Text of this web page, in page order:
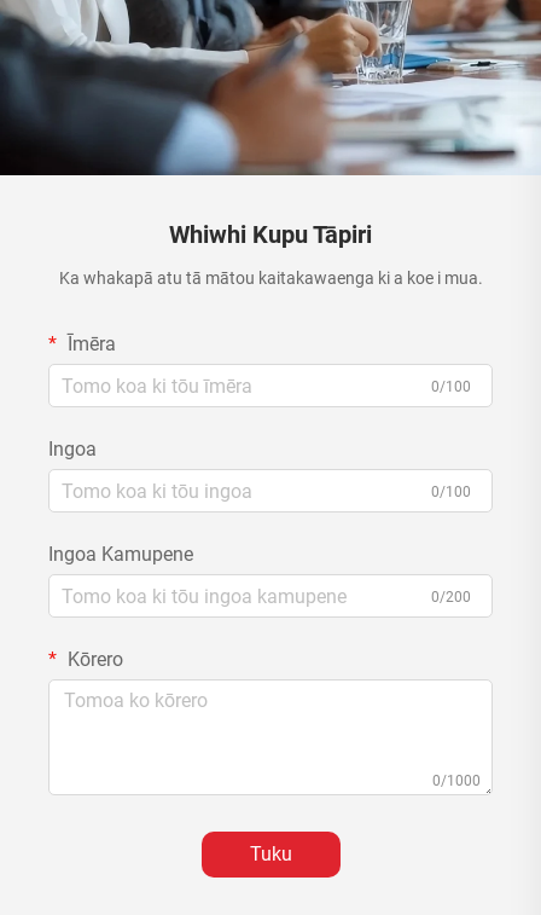
Whiwhi Kupu Tāpiri
Ka whakapā atu tā mātou kaitakawaenga ki a koe i mua.
Īmēra
0/100
Ingoa
0/100
Ingoa Kamupene
0/200
Kōrero
0/1000
Tuku